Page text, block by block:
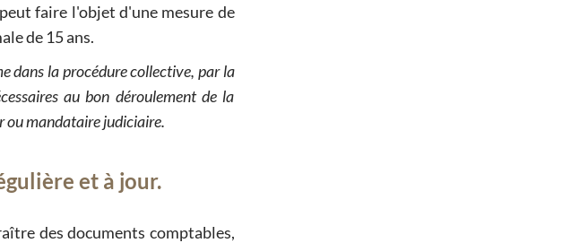
faire l'objet d'une mesure de
de 15 ans.
dans la procédure collective, par la
au bon déroulement de la
ou mandataire judiciaire.
et à jour.
des documents comptables,